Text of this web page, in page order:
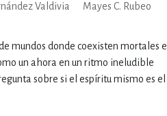
Valdivia
Mayes C. Rubeo
mundos donde coexisten mortales e
un ahora en un ritmo ineludible
sobre si el espíritu mismo es el